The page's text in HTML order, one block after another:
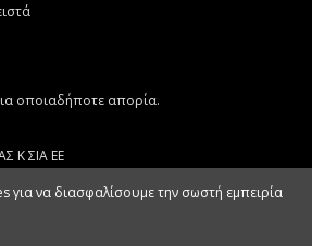
οποιαδήποτε απορία.
Κ ΣΙΑ ΕΕ
για να διασφαλίσουμε την σωστή εμπειρία